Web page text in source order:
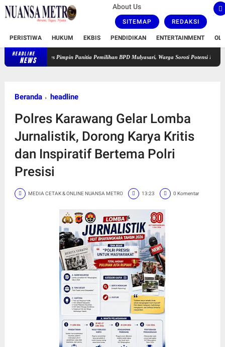
About Us
SITEMAP REDAKSI
PERISTIWA HUKUM EKBIS PENDIDIKAN ENTERTAINMENT
HEADLINE
NEWS
Sekdes Pimpin Panitia Pemilihan BPD Mulyasari, Warga Soroti Potensi Konflik Kepentingan
Beranda headline
Polres Karawang Gelar Lomba
Jurnalistik, Dorong Karya Kritis
dan Inspiratif Bertema Polri
Presisi
MEDIA CETAK & ONLINE NUANSA METRO 13:23 0 Komentar